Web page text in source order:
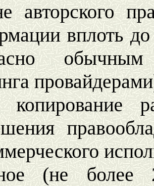
авторского
вплоть
обычным
копирование
(не более